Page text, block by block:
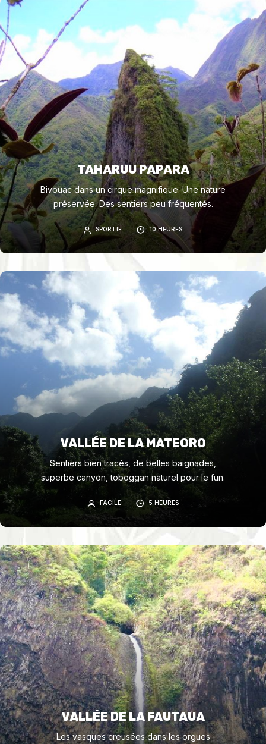
TAHARUU PAPARA
Bivouac dans un cirque magnifique. Une nature
préservée. Des sentiers peu fréquentés.
SPORTIF 10 HEURES
VALLÉE DE LA MATEORO
Sentiers bien tracés, de belles baignades,
superbe canyon, toboggan naturel pour le fun.
FACILE 5 HEURES
VALLÉE DE LA FAUTAUA
Les vasques creusées dans les orgues